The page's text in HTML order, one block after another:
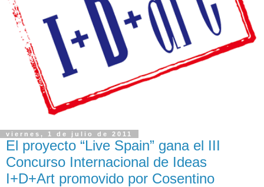
viernes, 1 de julio de 2011
El proyecto “Live Spain” gana el III
Concurso Internacional de Ideas
I+D+Art promovido por Cosentino